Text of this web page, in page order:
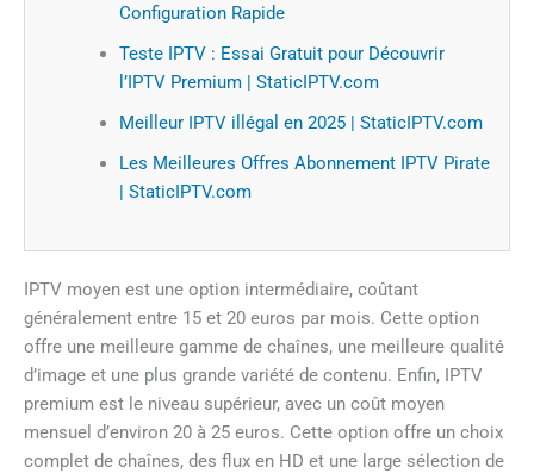
Configuration Rapide
Teste IPTV : Essai Gratuit pour Découvrir
l’IPTV Premium | StaticIPTV.com
Meilleur IPTV illégal en 2025 | StaticIPTV.com
Les Meilleures Offres Abonnement IPTV Pirate
| StaticIPTV.com
IPTV moyen est une option intermédiaire, coûtant
généralement entre 15 et 20 euros par mois. Cette option
offre une meilleure gamme de chaînes, une meilleure qualité
d’image et une plus grande variété de contenu. Enfin, IPTV
premium est le niveau supérieur, avec un coût moyen
mensuel d’environ 20 à 25 euros. Cette option offre un choix
complet de chaînes, des flux en HD et une large sélection de